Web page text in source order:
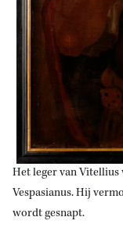
Het leger van Vitellius
Vespasianus. Hij
wordt gesnapt.